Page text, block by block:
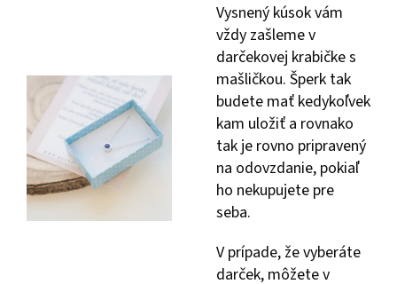
Vysnený kúsok vám
vždy zašleme v
darčekovej krabičke s
mašličkou. Šperk tak
budete mať kedykoľvek
kam uložiť a rovnako
tak je rovno pripravený
na odovzdanie, pokiaľ
ho nekupujete pre
seba.
V prípade, že vyberáte
darček, môžete v